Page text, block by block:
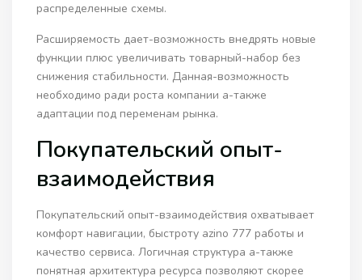
распределенные схемы.
Расширяемость дает-возможность внедрять новые
функции плюс увеличивать товарный-набор без
снижения стабильности. Данная-возможность
необходимо ради роста компании а-также
адаптации под переменам рынка.
Покупательский опыт-
взаимодействия
Покупательский опыт-взаимодействия охватывает
комфорт навигации, быстроту azino 777 работы и
качество сервиса. Логичная структура а-также
понятная архитектура ресурса позволяют скорее